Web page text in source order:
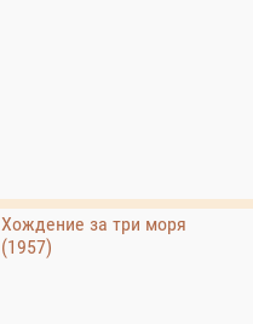
Хождение за три моря
(1957)